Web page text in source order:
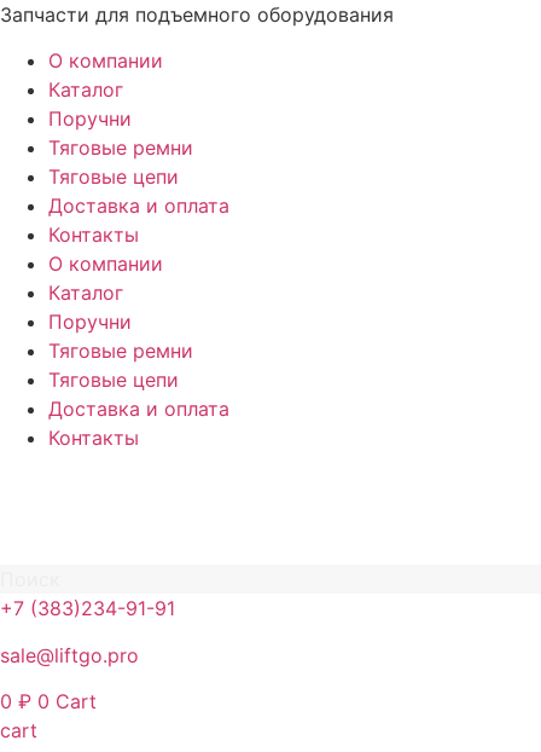
Перейти
содержимому
Запчасти для подъемного оборудования
О компании
Каталог
Поручни
Тяговые ремни
Тяговые цепи
Доставка и оплата
Контакты
О компании
Каталог
Поручни
Тяговые ремни
Тяговые цепи
Доставка и оплата
Контакты
+7 (383)234-91-91
sale@liftgo.pro
0 ₽ 0 Cart
cart